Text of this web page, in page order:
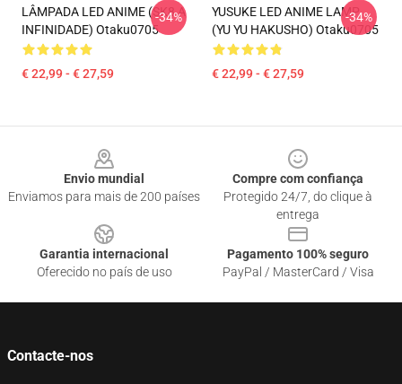
LÂMPADA LED ANIME (SK8 A
INFINIDADE) Otaku0705
€ 22,99 - € 27,59
-34%
YUSUKE LED ANIME LAMP
(YU YU HAKUSHO) Otaku0705
€ 22,99 - € 27,59
-34%
Envio mundial
Enviamos para mais de 200 países
Compre com confiança
Protegido 24/7, do clique à
entrega
Garantia internacional
Oferecido no país de uso
Pagamento 100% seguro
PayPal / MasterCard / Visa
Contacte-nos